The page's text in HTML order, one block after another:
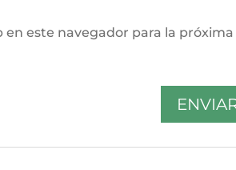
este navegador para la próxima